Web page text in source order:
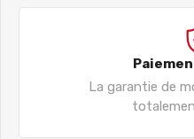
La garantie de